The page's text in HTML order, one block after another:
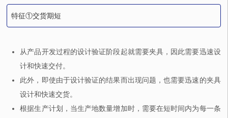
特征①交货期短
从产品开发过程的设计验证阶段起就需要夹具，因此需要迅速设
计和快速交付。
此外，即使由于设计验证的结果而出现问题，也需要迅速的夹具
设计和快速交货。
根据生产计划，当生产地数量增加时，需要在短时间内为每一条